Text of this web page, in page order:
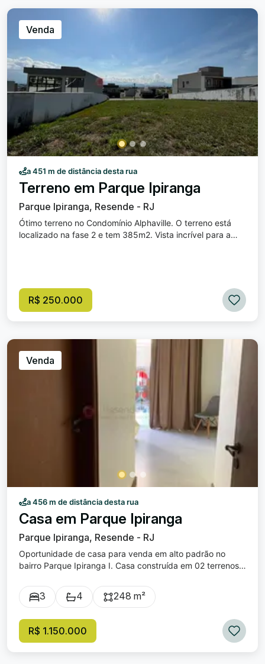
Venda
a 451 m de distância desta rua
Terreno em Parque Ipiranga
Parque Ipiranga, Resende - RJ
Ótimo terreno no Condomínio Alphaville. O terreno está
localizado na fase 2 e tem 385m2. Vista incrível para a
R$ 250.000
Venda
a 456 m de distância desta rua
Casa em Parque Ipiranga
Parque Ipiranga, Resende - RJ
Oportunidade de casa para venda em alto padrão no
bairro Parque Ipiranga I. Casa construída em 02 terrenos,
luminárias embutidas, 03 quartos (sendo 02 suítes com
closet), escritório, sala ampla para 02 ambientes, sala de
planejados, banheiro social com armários planejados e
box em blindex, jardim decorativo com árvores frutíferas,
3 4 248 m²
R$ 1.150.000